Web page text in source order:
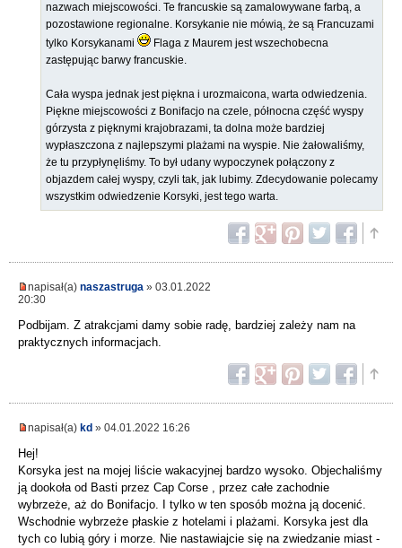
nazwach miejscowości. Te francuskie są zamalowywane farbą, a
pozostawione regionalne. Korsykanie nie mówią, że są Francuzami
tylko Korsykanami
Flaga z Maurem jest wszechobecna
zastępując barwy francuskie.
Cała wyspa jednak jest piękna i urozmaicona, warta odwiedzenia.
Piękne miejscowości z Bonifacjo na czele, północna część wyspy
górzysta z pięknymi krajobrazami, ta dolna może bardziej
wypłaszczona z najlepszymi plażami na wyspie. Nie żałowaliśmy,
że tu przypłynęliśmy. To był udany wypoczynek połączony z
objazdem całej wyspy, czyli tak, jak lubimy. Zdecydowanie polecamy
wszystkim odwiedzenie Korsyki, jest tego warta.
napisał(a) naszastruga » 03.01.2022
20:30
Podbijam. Z atrakcjami damy sobie radę, bardziej zależy nam na
praktycznych informacjach.
napisał(a) kd » 04.01.2022 16:26
Hej!
Korsyka jest na mojej liście wakacyjnej bardzo wysoko. Objechaliśmy
ją dookoła od Basti przez Cap Corse , przez całe zachodnie
wybrzeże, aż do Bonifacjo. I tylko w ten sposób można ją docenić.
Wschodnie wybrzeże płaskie z hotelami i plażami. Korsyka jest dla
tych co lubią góry i morze. Nie nastawiajcie się na zwiedzanie miast -